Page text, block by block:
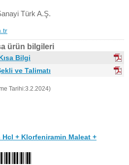
Türk A.Ş.
ürün bilgileri
Bilgi
ve Talimatı
Tarihi:3.2.2024)
+ Klorfeniramin Maleat +